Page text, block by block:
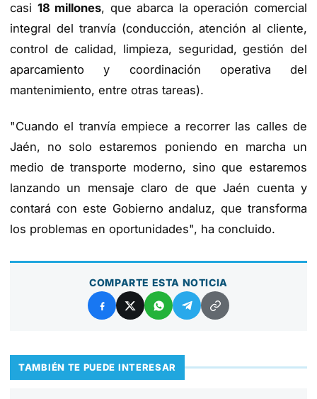
casi 18 millones, que abarca la operación comercial
integral del tranvía (conducción, atención al cliente,
control de calidad, limpieza, seguridad, gestión del
aparcamiento y coordinación operativa del
mantenimiento, entre otras tareas).
"Cuando el tranvía empiece a recorrer las calles de
Jaén, no solo estaremos poniendo en marcha un
medio de transporte moderno, sino que estaremos
lanzando un mensaje claro de que Jaén cuenta y
contará con este Gobierno andaluz, que transforma
los problemas en oportunidades", ha concluido.
COMPARTE ESTA NOTICIA
TAMBIÉN TE PUEDE INTERESAR